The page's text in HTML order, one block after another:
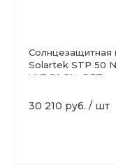
Солнцезащитная
Solartek STP 50
VLT 50,5%, PET,
30 210 руб. / шт